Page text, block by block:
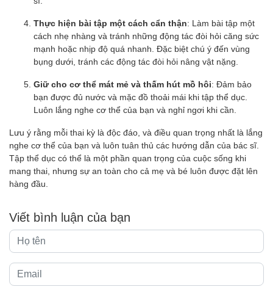
Thực hiện bài tập một cách cẩn thận: Làm bài tập một
cách nhẹ nhàng và tránh những động tác đòi hỏi căng sức
mạnh hoặc nhịp độ quá nhanh. Đặc biệt chú ý đến vùng
bụng dưới, tránh các động tác đòi hỏi nâng vật nặng.
Giữ cho cơ thể mát mẻ và thấm hút mồ hôi: Đảm bảo
bạn được đủ nước và mặc đồ thoải mái khi tập thể dục.
Luôn lắng nghe cơ thể của bạn và nghỉ ngơi khi cần.
Lưu ý rằng mỗi thai kỳ là độc đáo, và điều quan trọng nhất là lắng
nghe cơ thể của bạn và luôn tuân thủ các hướng dẫn của bác sĩ.
Tập thể dục có thể là một phần quan trọng của cuộc sống khi
mang thai, nhưng sự an toàn cho cả mẹ và bé luôn được đặt lên
hàng đầu.
Viết bình luận của bạn